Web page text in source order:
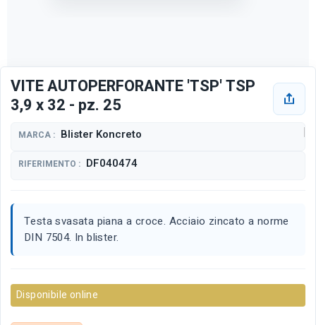
VITE AUTOPERFORANTE 'TSP' TSP
3,9 x 32 - pz. 25
MARCA : Blister Koncreto
RIFERIMENTO : DF040474
Testa svasata piana a croce. Acciaio zincato a norme
DIN 7504. In blister.
Disponibile online